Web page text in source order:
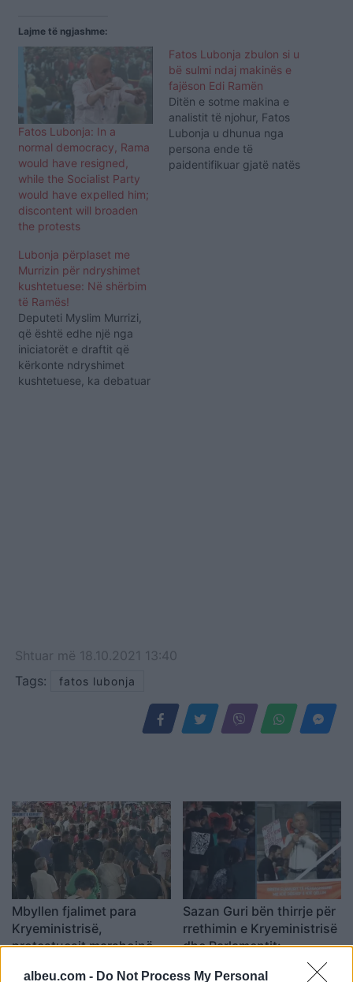
albeu.com - Do Not Process My Personal
Lajme të ngjashme:
Fatos Lubonja: In a
normal democracy, Rama
would have resigned,
while the Socialist Party
would have expelled him;
discontent will broaden
the protests
Fatos Lubonja zbulon si u
bë sulmi ndaj makinës e
fajëson Edi Ramën
Ditën e sotme makina e
analistit të njohur, Fatos
Lubonja u dhunua nga
persona ende të
paidentifikuar gjatë natës
Lubonja përplaset me
Murrizin për ndryshimet
kushtetuese: Në shërbim
të Ramës!
Deputeti Myslim Murrizi,
që është edhe një nga
iniciatorët e draftit që
kërkonte ndryshimet
kushtetuese, ka debatuar
Shtuar më 18.10.2021 13:40
Tags:
fatos lubonja
Mbyllen fjalimet para
Kryeministrisë,
protestuesit marshojnë
Sazan Guri bën thirrje për
rrethimin e Kryeministrisë
dhe Parlamentit:
Rezistenca të vazhdojë